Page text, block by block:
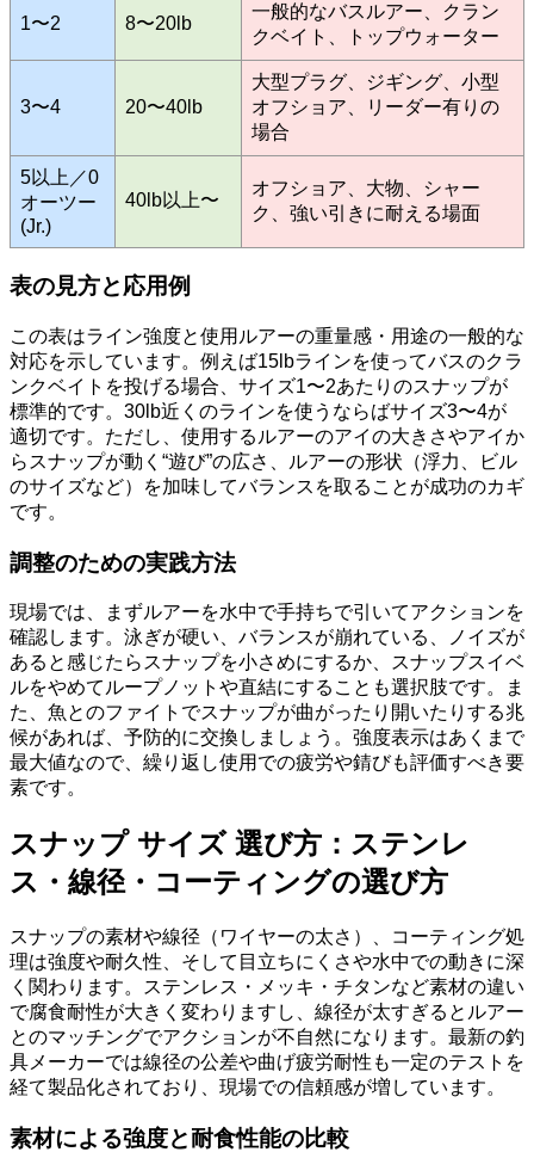
1〜2 8〜20lb
一般的なバスルアー、クラン
クベイト、トップウォーター
3〜4 20〜40lb
大型プラグ、ジギング、小型
オフショア、リーダー有りの
場合
5以上／0
オーツー
(Jr.)
40lb以上〜
オフショア、大物、シャー
ク、強い引きに耐える場面
表の見方と応用例
この表はライン強度と使用ルアーの重量感・用途の一般的な
対応を示しています。例えば15lbラインを使ってバスのクラ
ンクベイトを投げる場合、サイズ1〜2あたりのスナップが
標準的です。30lb近くのラインを使うならばサイズ3〜4が
適切です。ただし、使用するルアーのアイの大きさやアイか
らスナップが動く“遊び”の広さ、ルアーの形状（浮力、ビル
のサイズなど）を加味してバランスを取ることが成功のカギ
です。
調整のための実践方法
現場では、まずルアーを水中で手持ちで引いてアクションを
確認します。泳ぎが硬い、バランスが崩れている、ノイズが
あると感じたらスナップを小さめにするか、スナップスイベ
ルをやめてループノットや直結にすることも選択肢です。ま
た、魚とのファイトでスナップが曲がったり開いたりする兆
候があれば、予防的に交換しましょう。強度表示はあくまで
最大値なので、繰り返し使用での疲労や錆びも評価すべき要
素です。
スナップ サイズ 選び方：ステンレ
ス・線径・コーティングの選び方
スナップの素材や線径（ワイヤーの太さ）、コーティング処
理は強度や耐久性、そして目立ちにくさや水中での動きに深
く関わります。ステンレス・メッキ・チタンなど素材の違い
で腐食耐性が大きく変わりますし、線径が太すぎるとルアー
とのマッチングでアクションが不自然になります。最新の釣
具メーカーでは線径の公差や曲げ疲労耐性も一定のテストを
経て製品化されており、現場での信頼感が増しています。
素材による強度と耐食性能の比較